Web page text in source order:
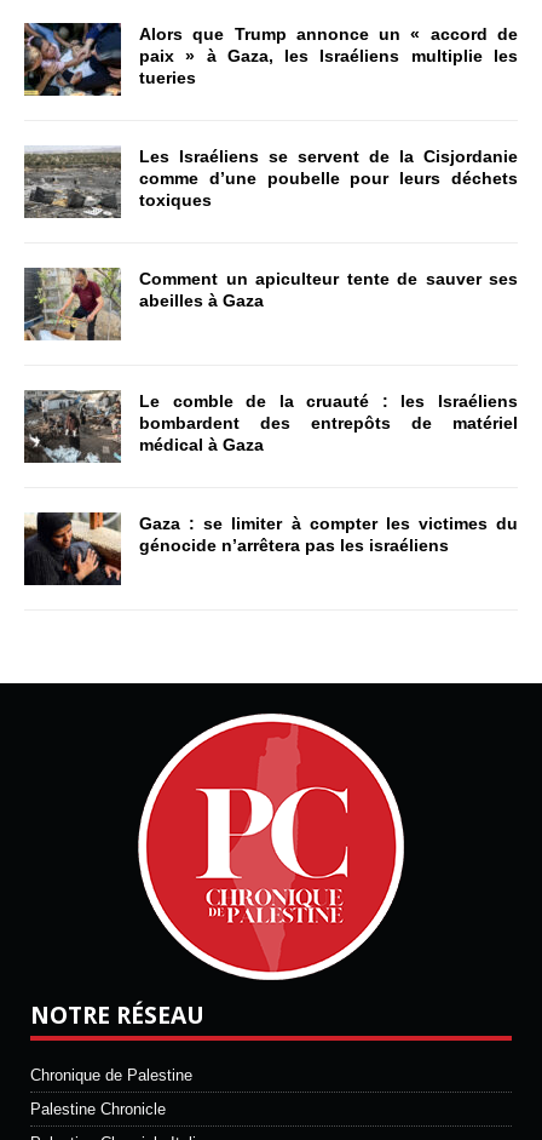
Alors que Trump annonce un « accord de
paix » à Gaza, les Israéliens multiplie les
tueries
Les Israéliens se servent de la Cisjordanie
comme d’une poubelle pour leurs déchets
toxiques
Comment un apiculteur tente de sauver ses
abeilles à Gaza
Le comble de la cruauté : les Israéliens
bombardent des entrepôts de matériel
médical à Gaza
Gaza : se limiter à compter les victimes du
génocide n’arrêtera pas les israéliens
NOTRE RÉSEAU
Chronique de Palestine
Palestine Chronicle